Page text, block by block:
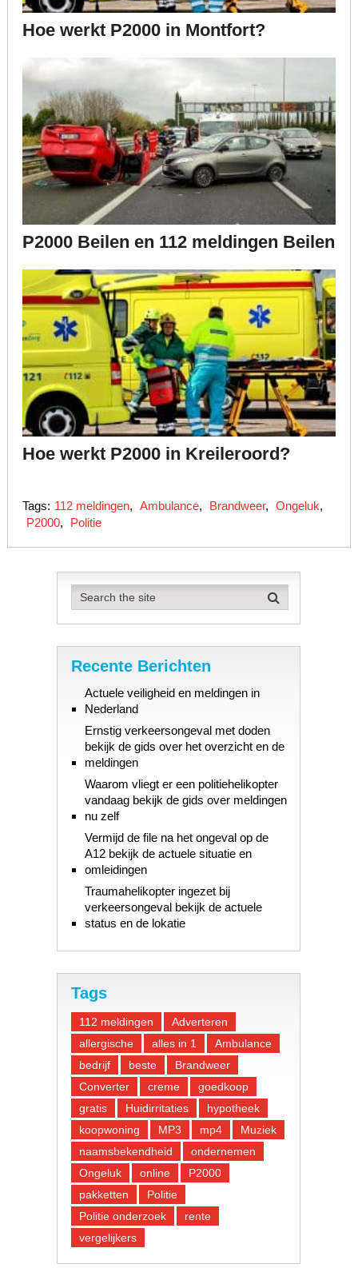
Hoe werkt P2000 in Montfort?
P2000 Beilen en 112 meldingen Beilen
Hoe werkt P2000 in Kreileroord?
Tags: 112 meldingen, Ambulance, Brandweer, Ongeluk,
P2000, Politie
Recente Berichten
Actuele veiligheid en meldingen in
Nederland
Ernstig verkeersongeval met doden
bekijk de gids over het overzicht en de
meldingen
Waarom vliegt er een politiehelikopter
vandaag bekijk de gids over meldingen
nu zelf
Vermijd de file na het ongeval op de
A12 bekijk de actuele situatie en
omleidingen
Traumahelikopter ingezet bij
verkeersongeval bekijk de actuele
status en de lokatie
Tags
112 meldingen
Adverteren
allergische
alles in 1
Ambulance
bedrijf
beste
Brandweer
Converter
creme
goedkoop
gratis
Huidirritaties
hypotheek
koopwoning
MP3 mp4
Muziek
naamsbekendheid
ondernemen
Ongeluk
online
P2000
pakketten
Politie
Politie onderzoek
rente
vergelijkers